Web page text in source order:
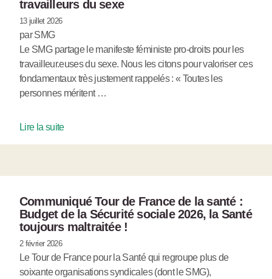
travailleurs du sexe
13 juillet 2026
par SMG
Le SMG partage le manifeste féministe pro-droits pour les
travailleur.euses du sexe. Nous les citons pour valoriser ces
fondamentaux très justement rappelés : « Toutes les
personnes méritent …
Lire la suite
Communiqué Tour de France de la santé :
Budget de la Sécurité sociale 2026, la Santé
toujours maltraitée !
2 février 2026
Le Tour de France pour la Santé qui regroupe plus de
soixante organisations syndicales (dont le SMG),